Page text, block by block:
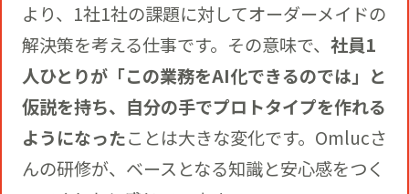
より、1社1社の課題に対してオーダーメイドの
解決策を考える仕事です。その意味で、 社員1
人ひとりが「この業務をAI化できるのでは」と
仮説を持ち、自分の手でプロトタイプを作れる
ようになったことは大きな変化です。Omlucさ
んの研修が、ベースとなる知識と安心感をつく